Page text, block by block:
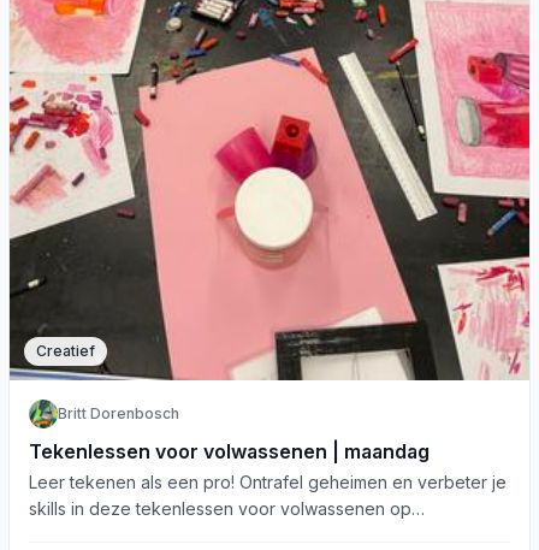
Creatief
Britt Dorenbosch
Tekenlessen voor volwassenen | maandag
Leer tekenen als een pro! Ontrafel geheimen en verbeter je
skills in deze tekenlessen voor volwassenen op